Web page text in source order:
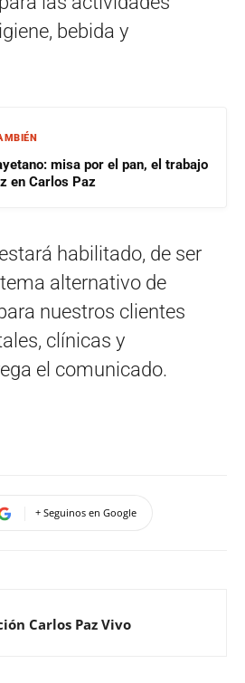
bebida y
misa por el pan, el trabajo
en Carlos Paz
habilitado, de ser
alternativo de
nuestros clientes
clínicas y
el comunicado.
+ Seguinos en Google
Carlos Paz Vivo